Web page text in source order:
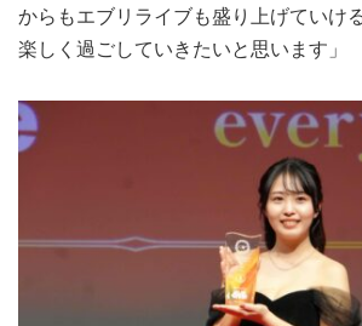
からもエブリライブも盛り上げていけ
楽しく過ごしていきたいと思います」